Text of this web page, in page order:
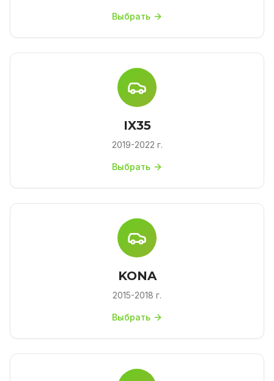
Выбрать
IX35
2019-2022 г.
Выбрать
KONA
2015-2018 г.
Выбрать